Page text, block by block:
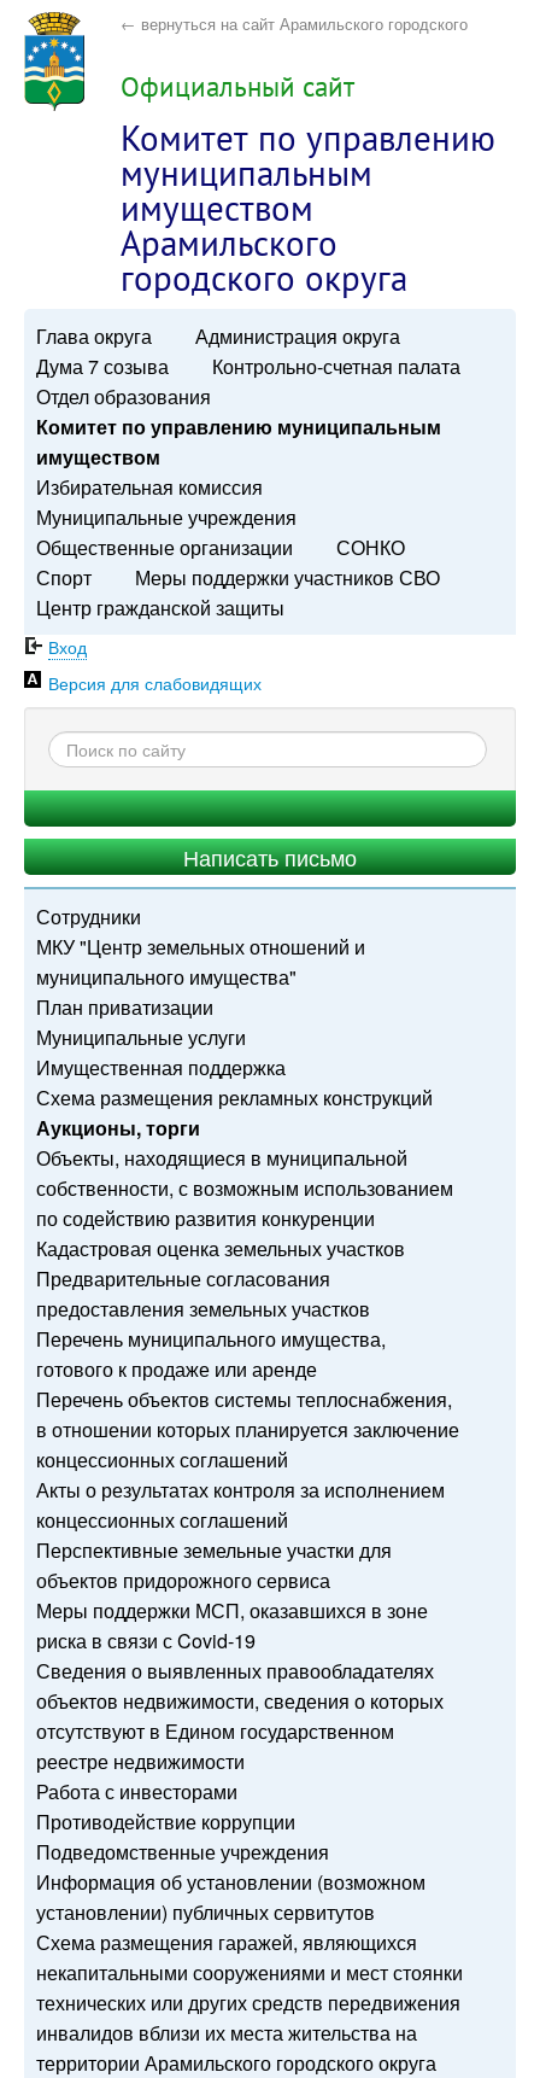
← вернуться на сайт Арамильского городского
округа
Официальный сайт
Комитет по управлению
муниципальным
имуществом
Арамильского
городского округа
Глава округа
Администрация округа
Дума 7 созыва
Контрольно-счетная палата
Отдел образования
Комитет по управлению муниципальным
имуществом
Избирательная комиссия
Муниципальные учреждения
Общественные организации
СОНКО
Спорт
Меры поддержки участников СВО
Центр гражданской защиты
Вход
Версия для слабовидящих
Написать письмо
Сотрудники
МКУ "Центр земельных отношений и
муниципального имущества"
План приватизации
Муниципальные услуги
Имущественная поддержка
Схема размещения рекламных конструкций
Аукционы, торги
Объекты, находящиеся в муниципальной
собственности, с возможным использованием
по содействию развития конкуренции
Кадастровая оценка земельных участков
Предварительные согласования
предоставления земельных участков
Перечень муниципального имущества,
готового к продаже или аренде
Перечень объектов системы теплоснабжения,
в отношении которых планируется заключение
концессионных соглашений
Акты о результатах контроля за исполнением
концессионных соглашений
Перспективные земельные участки для
объектов придорожного сервиса
Меры поддержки МСП, оказавшихся в зоне
риска в связи с Covid-19
Сведения о выявленных правообладателях
объектов недвижимости, сведения о которых
отсутствуют в Едином государственном
реестре недвижимости
Работа с инвесторами
Противодействие коррупции
Подведомственные учреждения
Информация об установлении (возможном
установлении) публичных сервитутов
Схема размещения гаражей, являющихся
некапитальными сооружениями и мест стоянки
технических или других средств передвижения
инвалидов вблизи их места жительства на
территории Арамильского городского округа